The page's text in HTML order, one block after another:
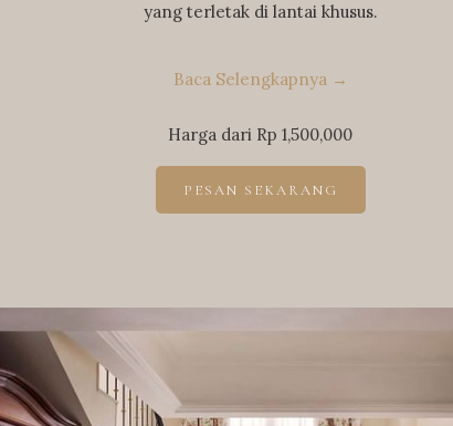
yang terletak di lantai khusus.
Baca Selengkapnya
Harga dari Rp 1,500,000
PESAN SEKARANG